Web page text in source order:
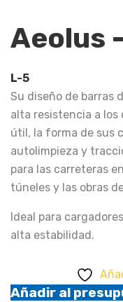
Aeolus
L-5
Su diseño de barras
alta resistencia a
útil, la forma de sus
autolimpieza y
para las carreteras
túneles y las obras
Ideal para
alta estabilidad.
Añadir al